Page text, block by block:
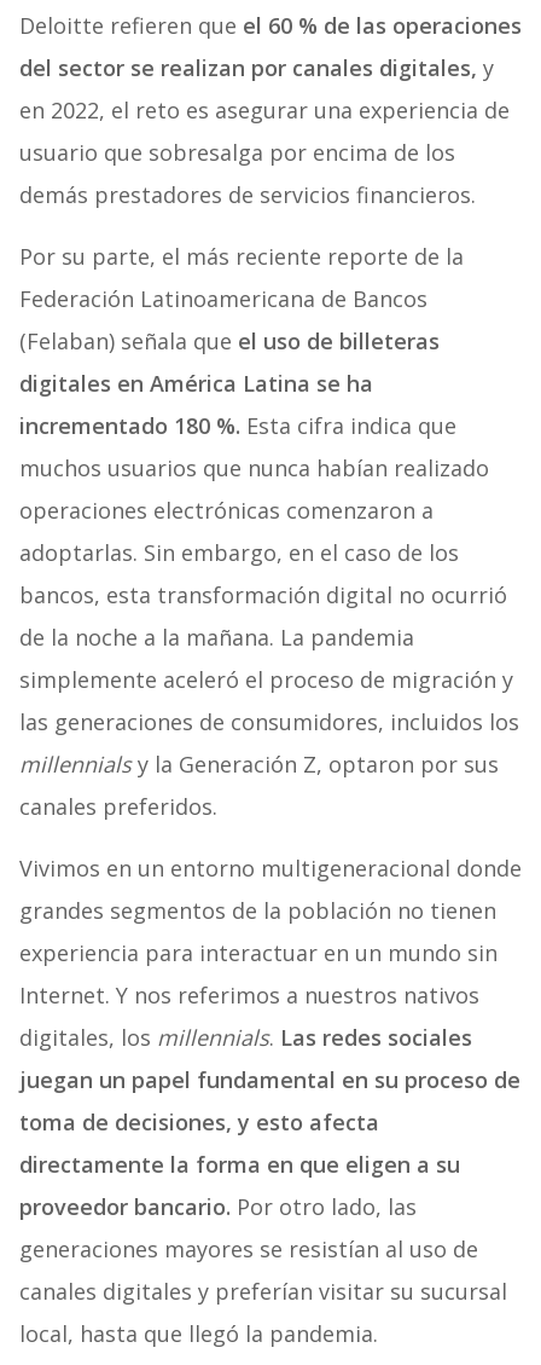
Deloitte refieren que el 60 % de las operaciones
del sector se realizan por canales digitales, y
en 2022, el reto es asegurar una experiencia de
usuario que sobresalga por encima de los
demás prestadores de servicios financieros.
Por su parte, el más reciente reporte de la
Federación Latinoamericana de Bancos
(Felaban) señala que el uso de billeteras
digitales en América Latina se ha
incrementado 180 %. Esta cifra indica que
muchos usuarios que nunca habían realizado
operaciones electrónicas comenzaron a
adoptarlas. Sin embargo, en el caso de los
bancos, esta transformación digital no ocurrió
de la noche a la mañana. La pandemia
simplemente aceleró el proceso de migración y
las generaciones de consumidores, incluidos los
millennialsy la Generación Z, optaron por sus
canales preferidos.
Vivimos en un entorno multigeneracional donde
grandes segmentos de la población no tienen
experiencia para interactuar en un mundo sin
Internet. Y nos referimos a nuestros nativos
digitales, los millennials. Las redes sociales
juegan un papel fundamental en su proceso de
toma de decisiones, y esto afecta
directamente la forma en que eligen a su
proveedor bancario. Por otro lado, las
generaciones mayores se resistían al uso de
canales digitales y preferían visitar su sucursal
local, hasta que llegó la pandemia.